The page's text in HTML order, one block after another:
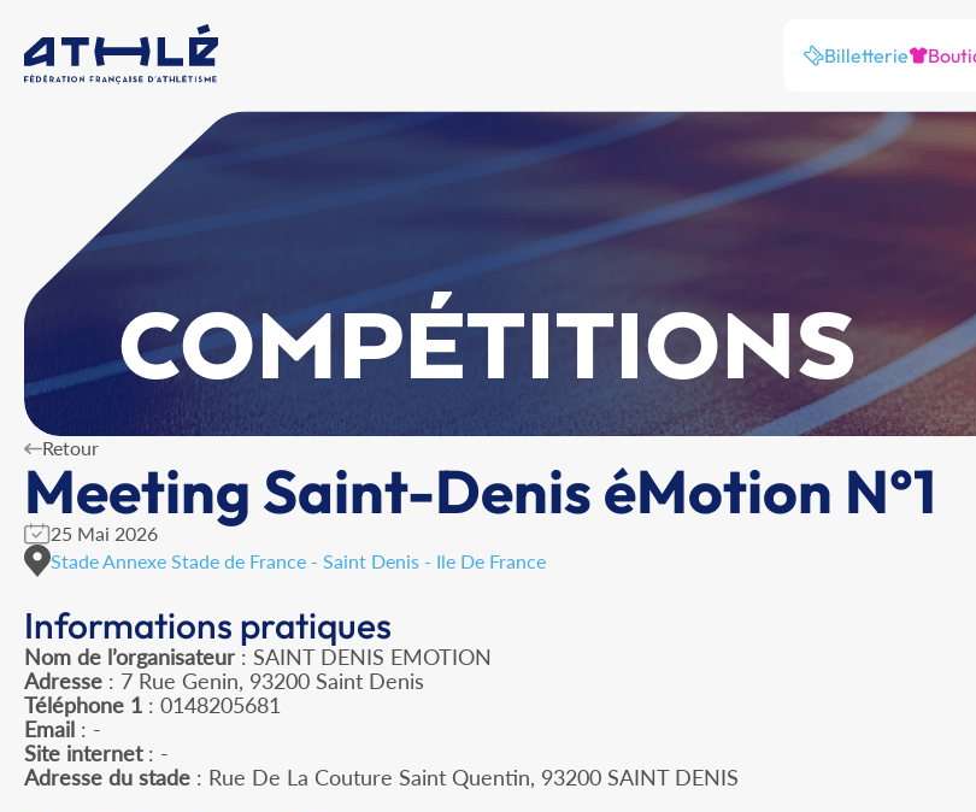
Billetterie
COMPÉTITIONS
Retour
Meeting Saint-Denis éMotion N°1
25 Mai 2026
Stade Annexe Stade de France - Saint Denis - Ile De France
Informations pratiques
Nom de l’organisateur : SAINT DENIS EMOTION
Adresse : 7 Rue Genin, 93200 Saint Denis
Téléphone 1 : 0148205681
Email : -
Site internet: -
Adresse du stade : Rue De La Couture Saint Quentin, 93200 SAINT DENIS